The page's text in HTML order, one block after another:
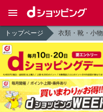
トップページ 衣類・靴・小物